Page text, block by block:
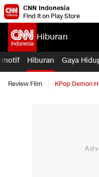
CNN Indonesia
Find it on Play Store
Hiburan
Hiburan Gaya
Review Film KPop Demon